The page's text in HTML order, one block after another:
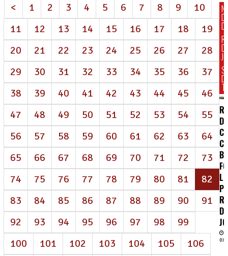
< 1 2 3 4 5 6 7 8 9
10
11
12 13 14 15 16 17 18
19
20
21 22 23 24 25 26 27
28
29
30 31 32 33 34 35 36
37
38
39 40 41 42 43 44 45
46
47
48 49 50 51 52 53 54
55
56
57 58 59 60 61 62 63
64
65
66 67 68 69 70 71 72
73
74
75 76 77 78 79 80 81 82
83
84 85 86 87 88 89 90
91
92
93 94 95 96 97 98
99
100
101 102 103 104 105
106
DE
DA
07/